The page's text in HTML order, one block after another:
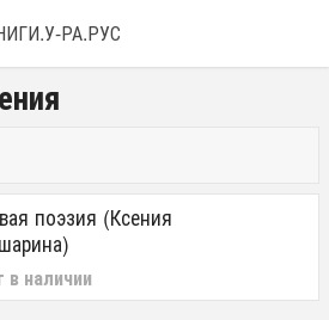
РА.РУС
поэзия (Ксения
в наличии